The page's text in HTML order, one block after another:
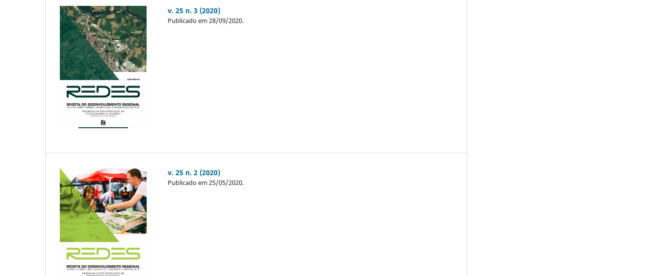
v. 25 n. 3 (2020)
Publicado em 28/09/2020.
v. 25 n. 2 (2020)
Publicado em 25/05/2020.